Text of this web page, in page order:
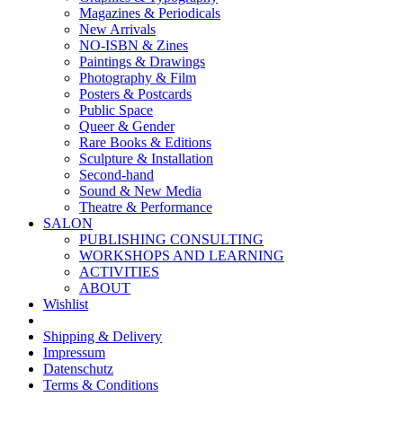
Magazines & Periodicals
New Arrivals
NO-ISBN & Zines
Paintings & Drawings
Photography & Film
Posters & Postcards
Public Space
Queer & Gender
Rare Books & Editions
Sculpture & Installation
Second-hand
Sound & New Media
Theatre & Performance
SALON
PUBLISHING CONSULTING
WORKSHOPS AND LEARNING
ACTIVITIES
ABOUT
Wishlist
Shipping & Delivery
Impressum
Datenschutz
Terms & Conditions